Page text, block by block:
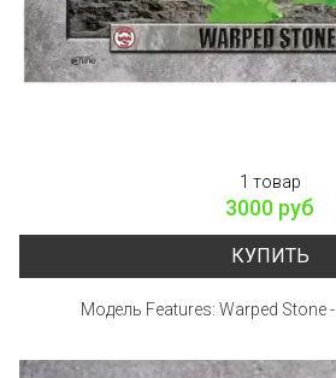
1 товар
3000 руб
КУПИТЬ
Модель Features: Warped Stone